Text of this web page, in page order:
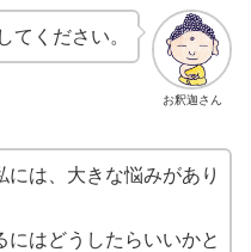
お釈迦さん
てください。
には、大きな悩みがあり
にはどうしたらいいかと